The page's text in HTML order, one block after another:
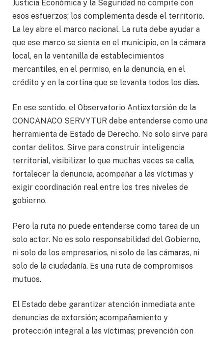
Justicia Económica y la Seguridad no compite con
esos esfuerzos; los complementa desde el territorio.
La ley abre el marco nacional. La ruta debe ayudar a
que ese marco se sienta en el municipio, en la cámara
local, en la ventanilla de establecimientos
mercantiles, en el permiso, en la denuncia, en el
crédito y en la cortina que se levanta todos los días.
En ese sentido, el Observatorio Antiextorsión de la
CONCANACO SERVYTUR debe entenderse como una
herramienta de Estado de Derecho. No solo sirve para
contar delitos. Sirve para construir inteligencia
territorial, visibilizar lo que muchas veces se calla,
fortalecer la denuncia, acompañar a las víctimas y
exigir coordinación real entre los tres niveles de
gobierno.
Pero la ruta no puede entenderse como tarea de un
solo actor. No es solo responsabilidad del Gobierno,
ni solo de los empresarios, ni solo de las cámaras, ni
solo de la ciudadanía. Es una ruta de compromisos
mutuos.
El Estado debe garantizar atención inmediata ante
denuncias de extorsión; acompañamiento y
protección integral a las víctimas; prevención con